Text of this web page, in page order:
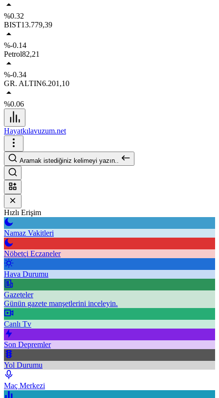
%0.32
BIST13.779,39
%-0.14
Petrol82,21
%-0.34
GR. ALTIN6.201,10
%0.06
Hayatkılavuzum.net
Aramak istediğiniz kelimeyi yazın..
Hızlı Erişim
Namaz Vakitleri
Nöbetçi Eczaneler
Hava Durumu
Gazeteler
Günün gazete manşetlerini inceleyin.
Canlı Tv
Son Depremler
Yol Durumu
Maç Merkezi